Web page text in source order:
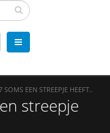
EEN STREEPJE HEEFT..
streepje